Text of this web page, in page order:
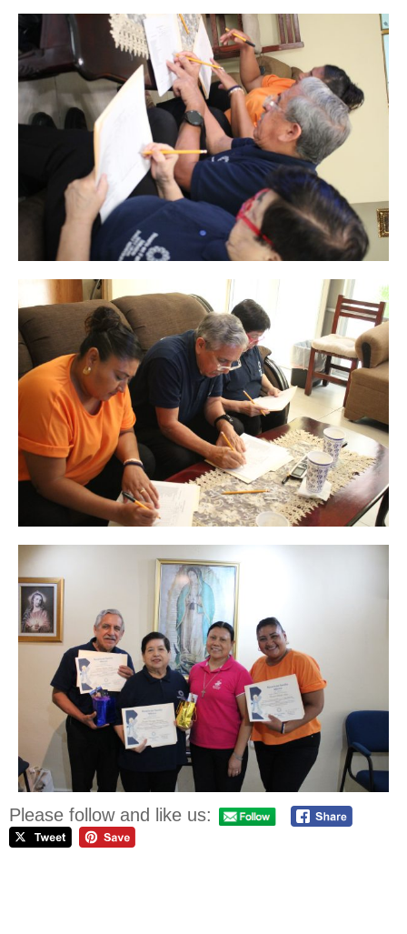
Please follow and like us: